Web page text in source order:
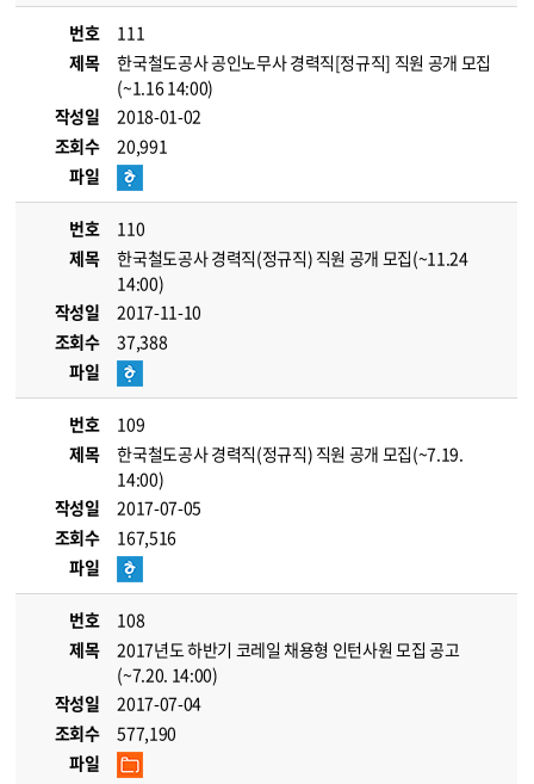
번호
111
제목
한국철도공사 공인노무사 경력직[정규직] 직원 공개 모집
(~1.16 14:00)
작성일
2018-01-02
조회수
20,991
파일
번호
110
제목
한국철도공사 경력직(정규직) 직원 공개 모집(~11.24
14:00)
작성일
2017-11-10
조회수
37,388
파일
번호
109
제목
한국철도공사 경력직(정규직) 직원 공개 모집(~7.19.
14:00)
작성일
2017-07-05
조회수
167,516
파일
번호
108
제목
2017년도 하반기 코레일 채용형 인턴사원 모집 공고
(~7.20. 14:00)
작성일
2017-07-04
조회수
577,190
파일